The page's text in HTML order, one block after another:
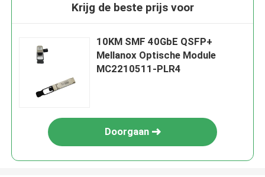
Krijg de beste prijs voor
10KM SMF 40GbE QSFP+
Mellanox Optische Module
MC2210511-PLR4
Doorgaan